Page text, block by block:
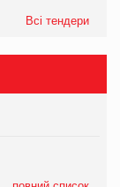
Всі тендери